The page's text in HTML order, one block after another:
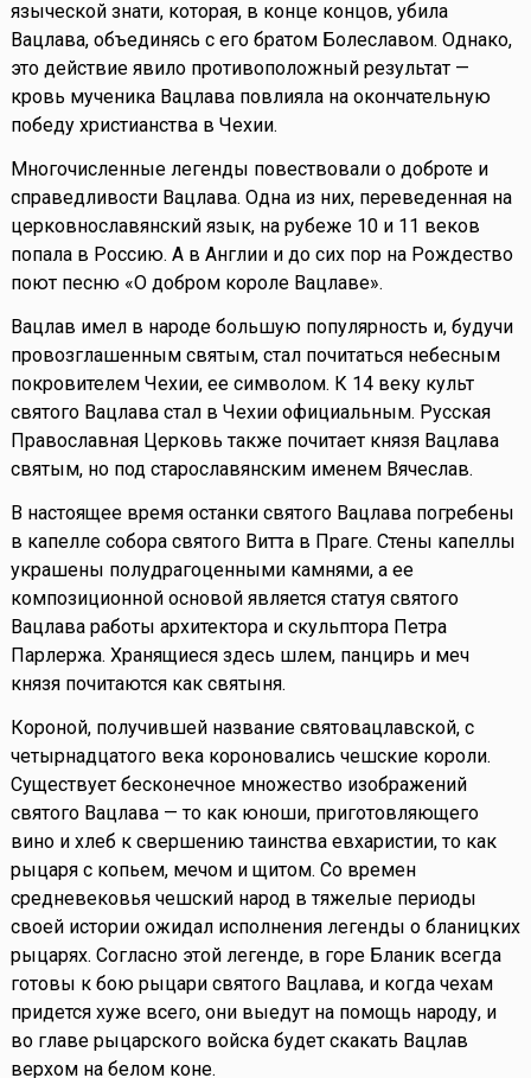
языческой знати, которая, в конце концов, убила
Вацлава, объединясь с его братом Болеславом. Однако,
это действие явило противоположный результат —
кровь мученика Вацлава повлияла на окончательную
победу христианства в Чехии.
Многочисленные легенды повествовали о доброте и
справедливости Вацлава. Одна из них, переведенная на
церковнославянский язык, на рубеже 10 и 11 веков
попала в Россию. А в Англии и до сих пор на Рождество
поют песню «О добром короле Вацлаве».
Вацлав имел в народе большую популярность и, будучи
провозглашенным святым, стал почитаться небесным
покровителем Чехии, ее символом. К 14 веку культ
святого Вацлава стал в Чехии официальным. Русская
Православная Церковь также почитает князя Вацлава
святым, но под старославянским именем Вячеслав.
В настоящее время останки святого Вацлава погребены
в капелле собора святого Витта в Праге. Стены капеллы
украшены полудрагоценными камнями, а ее
композиционной основой является статуя святого
Вацлава работы архитектора и скульптора Петра
Парлержа. Хранящиеся здесь шлем, панцирь и меч
князя почитаются как святыня.
Короной, получившей название святовацлавской, с
четырнадцатого века короновались чешские короли.
Существует бесконечное множество изображений
святого Вацлава — то как юноши, приготовляющего
вино и хлеб к свершению таинства евхаристии, то как
рыцаря с копьем, мечом и щитом. Со времен
средневековья чешский народ в тяжелые периоды
своей истории ожидал исполнения легенды о бланицких
рыцарях. Согласно этой легенде, в горе Бланик всегда
готовы к бою рыцари святого Вацлава, и когда чехам
придется хуже всего, они выедут на помощь народу, и
во главе рыцарского войска будет скакать Вацлав
верхом на белом коне.